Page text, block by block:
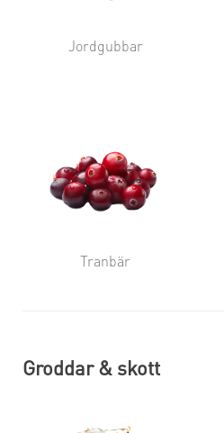
Jordgubbar
Tranbär
Groddar & skott